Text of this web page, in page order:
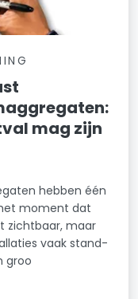
mag zijn
hebben één
moment dat
zichtbaar, maar
vaak stand-
groo